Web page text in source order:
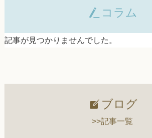
コラム
記事が見つかりませんでした。
ブログ
>>記事一覧